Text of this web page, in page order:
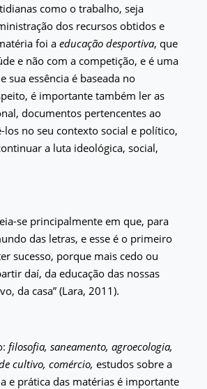
como o trabalho, seja
dos recursos obtidos e
foi aeducação desportiva, que
e não com a competição, e é uma
sua essência é baseada no
é importante também ler as
documentos pertencentes ao
no seu contexto social e político,
a luta ideológica, social,
se principalmente em que, para
das letras, e esse é o primeiro
sucesso, porque mais cedo ou
daí, da educação das nossas
da casa” (Lara, 2011).
filosofia, saneamento, agroecologia,
cultivo, comércio, estudos sobre a
e prática das matérias é importante